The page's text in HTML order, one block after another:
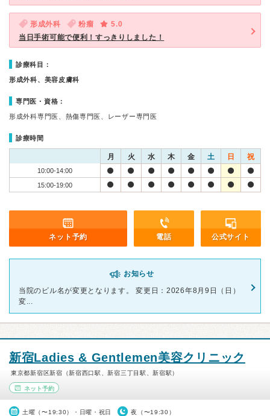
形成外科 粉瘤
5.0
当日手術可能で便利！すっきりしました！
診療科目：
形成外科、美容皮膚科
専門医・資格：
形成外科専門医、熱傷専門医、レーザー専門医
診療時間
月 火 水 木 金 土 日 祝
10:00-14:00
15:00-19:00
ネット予約 電話 公式サイト
お知らせ
当院のビル名が変更となります。 変更日：2026年8月9日（日）
変...
新宿Ladies & Gentlemen美容クリニック
東京都新宿区新宿（新宿西口駅、新宿三丁目駅、新宿駅）
ネット予約
土曜（〜19:30）・日曜・祝日 夜（〜19:30）